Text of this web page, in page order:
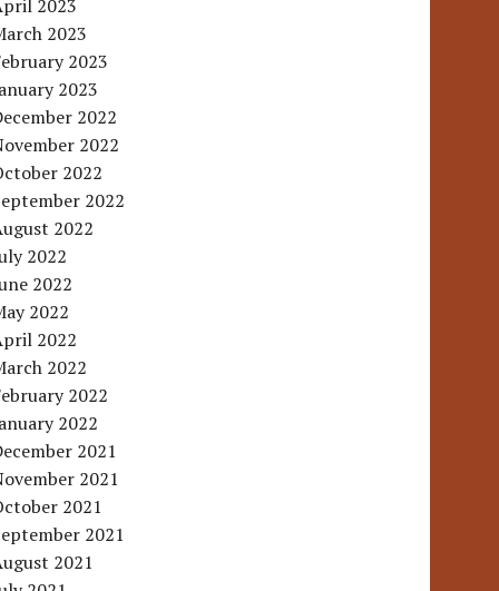
2023
2023
2023
2023
2022
2022
2022
2022
2022
2022
2022
2022
2022
2022
2022
2022
2021
2021
2021
2021
2021